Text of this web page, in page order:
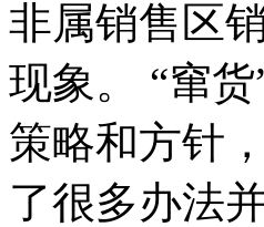
非属销售区
现象。 “窜
策略和方针
了很多办法